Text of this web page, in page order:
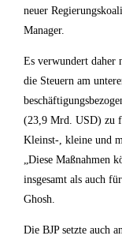
neuer
Manager.
Es verwundert daher
die Steuern am
(23,9 Mrd. USD) zu
Kleinst-, kleine und
„Diese Maßnahmen
insgesamt als auch
Ghosh.
Die BJP setzte auch